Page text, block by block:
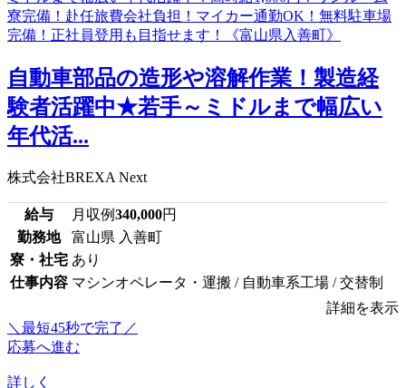
自動車部品の造形や溶解作業！製造経
験者活躍中★若手～ミドルまで幅広い
年代活...
株式会社BREXA Next
給与 月収例340,000円
勤務地
富山県 入善町
寮・社宅 あり
仕事内容 マシンオペレータ・運搬 / 自動車系工場 / 交替制
詳細を表示
＼最短45秒で完了／
応募へ進む
詳しく